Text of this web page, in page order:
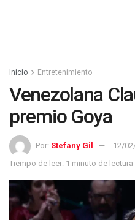
Inicio Entretenimiento
Venezolana
premio Goya
Por: Stefany Gil
12/
Tiempo de leer: 1 minuto de lectura